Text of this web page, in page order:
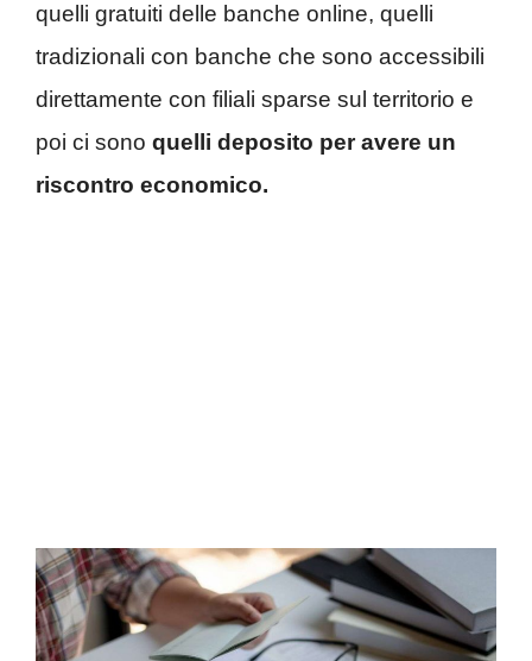
quelli gratuiti delle banche online, quelli
tradizionali con banche che sono accessibili
direttamente con filiali sparse sul territorio e
poi ci sono quelli deposito per avere un
riscontro economico.